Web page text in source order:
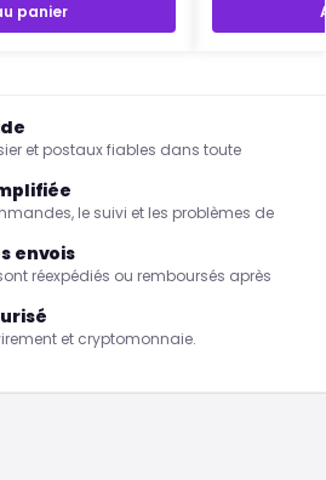
panier
et postaux fiables dans toute
le suivi et les problèmes de
envois
réexpédiés ou remboursés après
et cryptomonnaie.